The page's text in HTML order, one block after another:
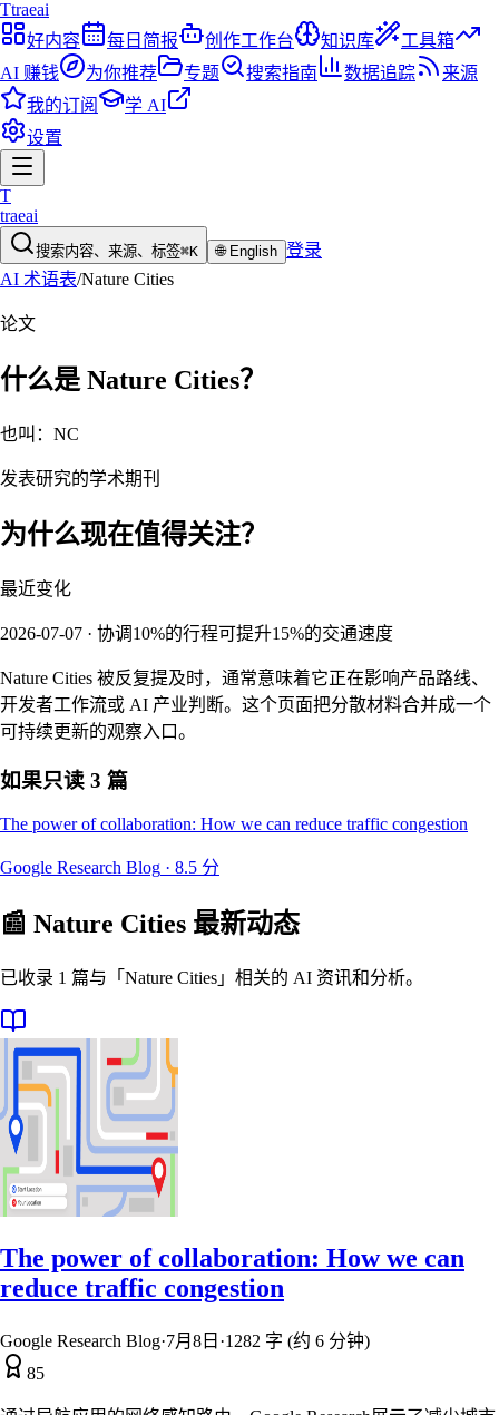
Ttraeai
好内容
每日简报 创作工作台 知识库
工具箱
AI 赚钱
为你推荐 专题 搜索指南 数据追踪
来源
我的订阅
学 AI
设置
T
traeai
搜索内容、来源、标签⌘K 🌐 English 登录
AI 术语表/Nature Cities
论文
什么是 Nature Cities？
也叫： NC
发表研究的学术期刊
为什么现在值得关注？
最近变化
2026-07-07 · 协调10%的行程可提升15%的交通速度
Nature Cities 被反复提及时，通常意味着它正在影响产品路线、
开发者工作流或 AI 产业判断。这个页面把分散材料合并成一个
可持续更新的观察入口。
如果只读 3 篇
The power of collaboration: How we can reduce traffic congestion
Google Research Blog · 8.5 分
📰 Nature Cities 最新动态
已收录 1 篇与「Nature Cities」相关的 AI 资讯和分析。
The power of collaboration: How we can
reduce traffic congestion
Google Research Blog·7月8日 ·1282 字 (约 6 分钟)
85